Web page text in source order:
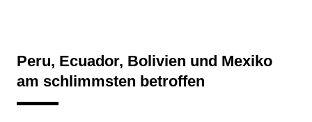
Peru, Ecuador, Bolivien und Mexiko
am schlimmsten betroffen